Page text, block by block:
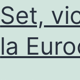
Set,
la